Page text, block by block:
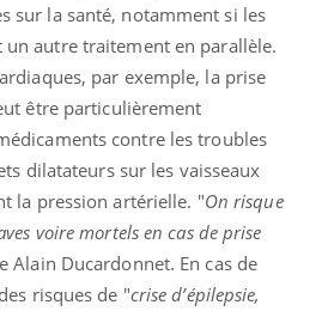
sur la santé, notamment si les
un autre traitement en parallèle.
par exemple, la prise
être particulièrement
contre les troubles
dilatateurs sur les vaisseaux
la pression artérielle. "On risque
voire mortels en cas de prise
Alain Ducardonnet. En cas de
risques de "crise d’épilepsie,